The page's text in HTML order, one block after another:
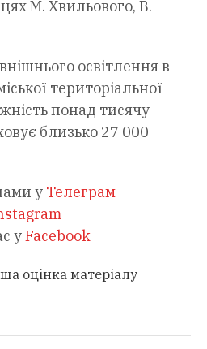
М. Хвильового, В.
освітлення в
територіальної
понад тисячу
близько 27 000
у Телеграм
уFacebook
оцінка матеріалу